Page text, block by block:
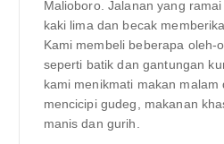
Malioboro. Jalanan yang
kaki lima dan becak
Kami membeli beberapa oleh-
seperti batik dan gantungan
kami menikmati makan malam
mencicipi gudeg, makanan
manis dan gurih.